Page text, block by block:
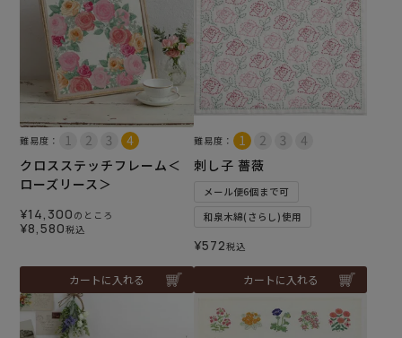
難易度：
クロスステッチフレーム＜
ローズリース＞
¥14,300 のところ
¥8,580税込
カートに入れる
難易度：
刺し子 薔薇
メール便6個まで可
和泉木綿(さらし)使用
¥572税込
カートに入れる